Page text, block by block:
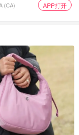
是，该机构已经增
(CA) APP打开